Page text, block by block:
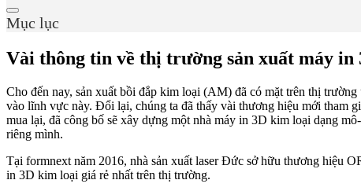
Mục lục
Vài thông tin về thị trường sản xuất máy in
Cho đến nay, sản xuất bồi đắp kim loại (AM) đã có mặt trên thị
vào lĩnh vực này. Đổi lại, chúng ta đã thấy vài thương hiệu mới tham
mua lại, đã công bố sẽ xây dựng một nhà máy in 3D kim loại dạng
riêng mình.
Tại formnext năm 2016, nhà sản xuất laser Đức sở hữu thương hiệu
in 3D kim loại giá rẻ nhất trên thị trường.